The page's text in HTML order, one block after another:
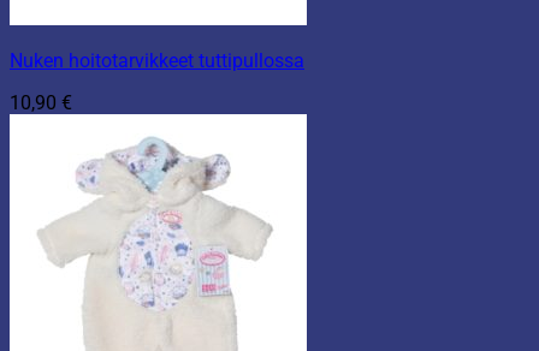
Nuken hoitotarvikkeet tuttipullossa
10,90 €